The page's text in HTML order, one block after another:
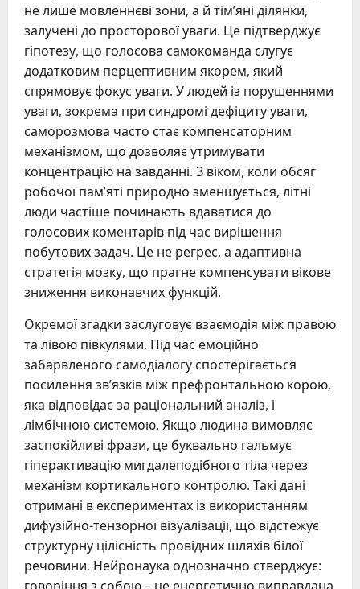
не лише мовленнєві зони, а й тім’яні ділянки,
залучені до просторової уваги. Це підтверджує
гіпотезу, що голосова самокоманда слугує
додатковим перцептивним якорем, який
спрямовує фокус уваги. У людей із порушеннями
уваги, зокрема при синдромі дефіциту уваги,
саморозмова часто стає компенсаторним
механізмом, що дозволяє утримувати
концентрацію на завданні. З віком, коли обсяг
робочої пам’яті природно зменшується, літні
люди частіше починають вдаватися до
голосових коментарів під час вирішення
побутових задач. Це не регрес, а адаптивна
стратегія мозку, що прагне компенсувати вікове
зниження виконавчих функцій.
Окремої згадки заслуговує взаємодія між правою
та лівою півкулями. Під час емоційно
забарвленого самодіалогу спостерігається
посилення зв’язків між префронтальною корою,
яка відповідає за раціональний аналіз, і
лімбічною системою. Якщо людина вимовляє
заспокійливі фрази, це буквально гальмує
гіперактивацію мигдалеподібного тіла через
механізм кортикального контролю. Такі дані
отримані в експериментах із використанням
дифузійно-тензорної візуалізації, що відстежує
структурну цілісність провідних шляхів білої
речовини. Нейронаука однозначно стверджує: